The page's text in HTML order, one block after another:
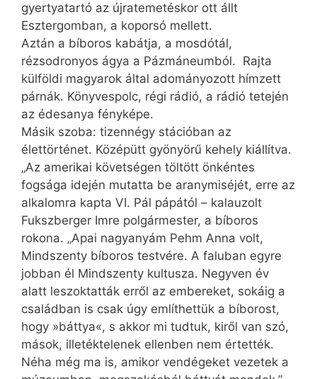
gyertyatartó az újratemetéskor ott állt
Esztergomban, a koporsó mellett.
Aztán a bíboros kabátja, a mosdótál,
rézsodronyos ágya a Pázmáneumból. Rajta
külföldi magyarok által adományozott hímzett
párnák. Könyvespolc, régi rádió, a rádió tetején
az édesanya fényképe.
Másik szoba: tizennégy stációban az
élettörténet. Középütt gyönyörű kehely kiállítva.
„Az amerikai követségen töltött önkéntes
fogsága idején mutatta be aranymiséjét, erre az
alkalomra kapta VI. Pál pápától – kalauzolt
Fukszberger Imre polgármester, a bíboros
rokona. „Apai nagyanyám Pehm Anna volt,
Mindszenty bíboros testvére. A faluban egyre
jobban él Mindszenty kultusza. Negyven év
alatt leszoktatták erről az embereket, sokáig a
családban is csak úgy említhettük a bíborost,
hogy »báttya«, s akkor mi tudtuk, kiről van szó,
mások, illetéktelenek ellenben nem értették.
Néha még ma is, amikor vendégeket vezetek a